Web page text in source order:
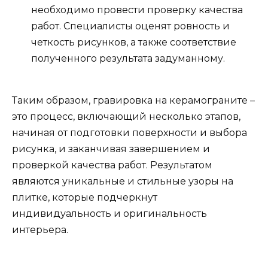
необходимо провести проверку качества
работ. Специалисты оценят ровность и
четкость рисунков, а также соответствие
полученного результата задуманному.
Таким образом, гравировка на керамограните –
это процесс, включающий несколько этапов,
начиная от подготовки поверхности и выбора
рисунка, и заканчивая завершением и
проверкой качества работ. Результатом
являются уникальные и стильные узоры на
плитке, которые подчеркнут
индивидуальность и оригинальность
интерьера.